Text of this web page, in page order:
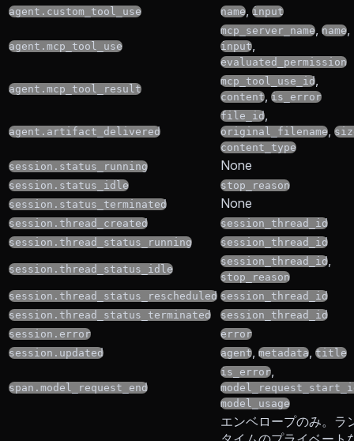
agent.custom_tool_use
name, input
agent.mcp_tool_use
mcp_server_name, name,
input,
evaluated_permission
agent.mcp_tool_result
mcp_tool_use_id,
content, is_error
agent.artifact_delivered
file_id,
original_filename,
content_type
session.status_running
None
session.status_idle
stop_reason
session.status_terminated
None
session.thread_created
session_thread_id
session.thread_status_running
session_thread_id
session.thread_status_idle
session_thread_id,
stop_reason
session.thread_status_rescheduled session_thread_id
session.thread_status_terminated
session_thread_id
session.error
error
session.updated
agent, metadata, title
span.model_request_end
is_error,
model_usage
エンベロープのみ。ラ